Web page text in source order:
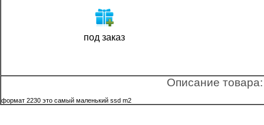
под заказ
Описание товара:
формат 2230 это самый маленький ssd m2